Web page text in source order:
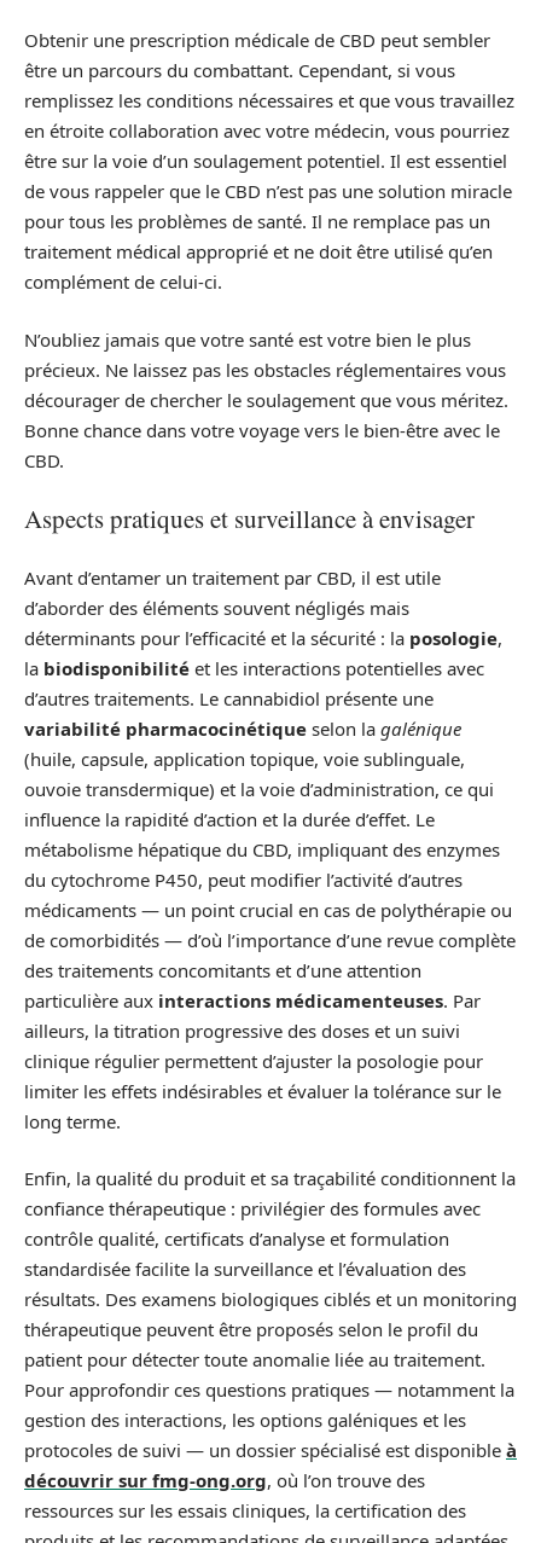
Obtenir une prescription médicale de CBD peut sembler
être un parcours du combattant. Cependant, si vous
remplissez les conditions nécessaires et que vous travaillez
en étroite collaboration avec votre médecin, vous pourriez
être sur la voie d’un soulagement potentiel. Il est essentiel
de vous rappeler que le CBD n’est pas une solution miracle
pour tous les problèmes de santé. Il ne remplace pas un
traitement médical approprié et ne doit être utilisé qu’en
complément de celui-ci.
N’oubliez jamais que votre santé est votre bien le plus
précieux. Ne laissez pas les obstacles réglementaires vous
décourager de chercher le soulagement que vous méritez.
Bonne chance dans votre voyage vers le bien-être avec le
CBD.
Aspects pratiques et surveillance à envisager
Avant d’entamer un traitement par CBD, il est utile
d’aborder des éléments souvent négligés mais
déterminants pour l’efficacité et la sécurité : la posologie,
la biodisponibilité et les interactions potentielles avec
d’autres traitements. Le cannabidiol présente une
variabilité pharmacocinétique selon la galénique
(huile, capsule, application topique, voie sublinguale,
ouvoie transdermique) et la voie d’administration, ce qui
influence la rapidité d’action et la durée d’effet. Le
métabolisme hépatique du CBD, impliquant des enzymes
du cytochrome P450, peut modifier l’activité d’autres
médicaments — un point crucial en cas de polythérapie ou
de comorbidités — d’où l’importance d’une revue complète
des traitements concomitants et d’une attention
particulière aux interactions médicamenteuses. Par
ailleurs, la titration progressive des doses et un suivi
clinique régulier permettent d’ajuster la posologie pour
limiter les effets indésirables et évaluer la tolérance sur le
long terme.
Enfin, la qualité du produit et sa traçabilité conditionnent la
confiance thérapeutique : privilégier des formules avec
contrôle qualité, certificats d’analyse et formulation
standardisée facilite la surveillance et l’évaluation des
résultats. Des examens biologiques ciblés et un monitoring
thérapeutique peuvent être proposés selon le profil du
patient pour détecter toute anomalie liée au traitement.
Pour approfondir ces questions pratiques — notamment la
gestion des interactions, les options galéniques et les
protocoles de suivi — un dossier spécialisé est disponible à
découvrir sur fmg-ong.org, où l’on trouve des
ressources sur les essais cliniques, la certification des